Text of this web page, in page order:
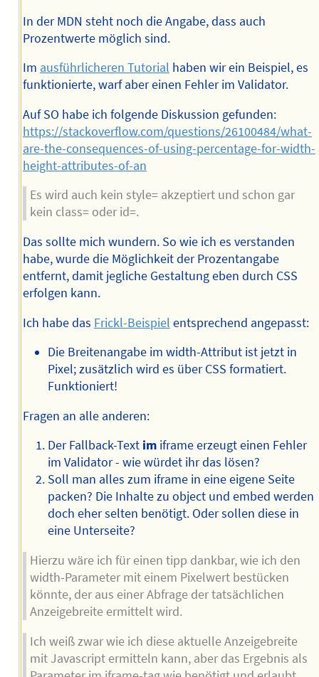
In der MDN steht noch die Angabe, dass auch
Prozentwerte möglich sind.
Im ausführlicheren Tutorial haben wir ein Beispiel, es
funktionierte, warf aber einen Fehler im Validator.
Auf SO habe ich folgende Diskussion gefunden:
https://stackoverflow.com/questions/26100484/what-
are-the-consequences-of-using-percentage-for-width-
height-attributes-of-an
Es wird auch kein style= akzeptiert und schon gar
kein class= oder id=.
Das sollte mich wundern. So wie ich es verstanden
habe, wurde die Möglichkeit der Prozentangabe
entfernt, damit jegliche Gestaltung eben durch CSS
erfolgen kann.
Ich habe das Frickl-Beispiel entsprechend angepasst:
Die Breitenangabe im width-Attribut ist jetzt in
Pixel; zusätzlich wird es über CSS formatiert.
Funktioniert!
Fragen an alle anderen:
Der Fallback-Text im iframe erzeugt einen Fehler
im Validator - wie würdet ihr das lösen?
Soll man alles zum iframe in eine eigene Seite
packen? Die Inhalte zu object und embed werden
doch eher selten benötigt. Oder sollen diese in
eine Unterseite?
Hierzu wäre ich für einen tipp dankbar, wie ich den
width-Parameter mit einem Pixelwert bestücken
könnte, der aus einer Abfrage der tatsächlichen
Anzeigebreite ermittelt wird.
Ich weiß zwar wie ich diese aktuelle Anzeigebreite
mit Javascript ermitteln kann, aber das Ergebnis als